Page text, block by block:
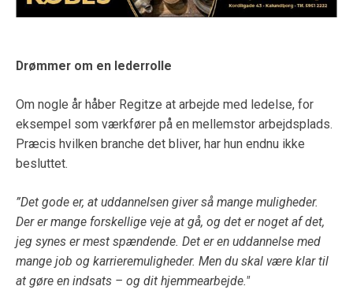
Drømmer om en lederrolle
Om nogle år håber Regitze at arbejde med ledelse, for
eksempel som værkfører på en mellemstor arbejdsplads.
Præcis hvilken branche det bliver, har hun endnu ikke
besluttet.
”Det gode er, at uddannelsen giver så mange muligheder.
Der er mange forskellige veje at gå, og det er noget af det,
jeg synes er mest spændende. Det er en uddannelse med
mange job og karrieremuligheder. Men du skal være klar til
at gøre en indsats – og dit hjemmearbejde."